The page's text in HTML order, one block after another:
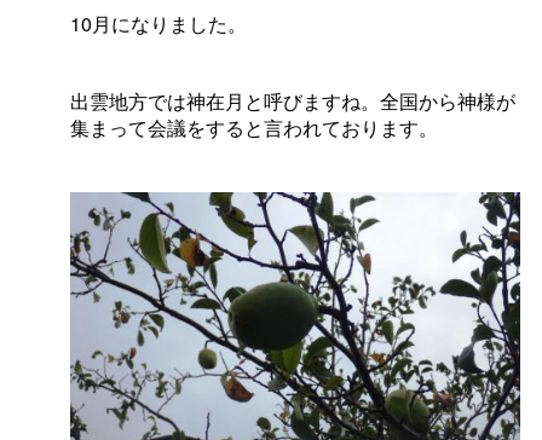
10月になりました。
出雲地方では神在月と呼びますね。全国から神様が
集まって会議をすると言われております。